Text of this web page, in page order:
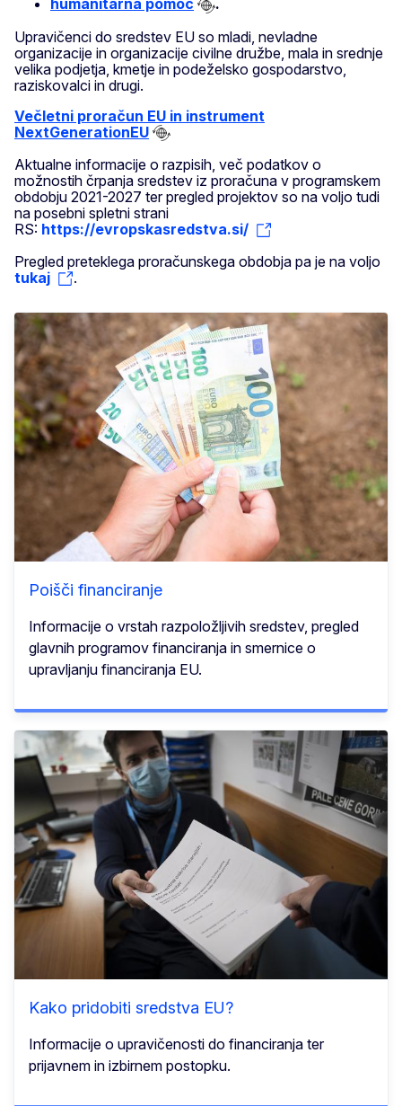
Upravičenci do sredstev EU so mladi, nevladne
organizacije in organizacije civilne družbe, mala in srednje
velika podjetja, kmetje in podeželsko gospodarstvo,
raziskovalci in drugi.
Večletni proračun EU in instrument
NextGenerationEU
Aktualne informacije o razpisih, več podatkov o
možnostih črpanja sredstev iz proračuna v programskem
obdobju 2021-2027 ter pregled projektov so na voljo tudi
na posebni spletni strani
RS: https://evropskasredstva.si/
Pregled preteklega proračunskega obdobja pa je na voljo
tukaj
.
Poišči financiranje
Informacije o vrstah razpoložljivih sredstev, pregled
glavnih programov financiranja in smernice o
upravljanju financiranja EU.
Kako pridobiti sredstva EU?
Informacije o upravičenosti do financiranja ter
prijavnem in izbirnem postopku.